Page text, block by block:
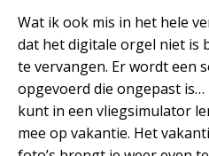
Wat ik ook mis in het hele
dat het digitale orgel niet is
te vervangen. Er wordt een
opgevoerd die ongepast is…
kunt in een vliegsimulator
mee op vakantie. Het